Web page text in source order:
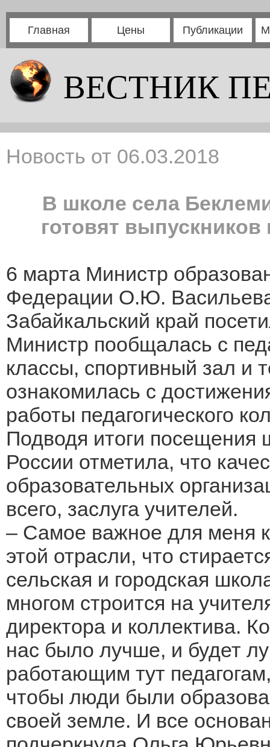
Главная Цены Публикации
ВЕСТНИК
Новость от 06.03.2018
В школе села
готовят выпускников
6 марта Министр
Федерации О.Ю.
Забайкальский край
Министр пообщалась с
классы, спортивный зал и
ознакомилась с
работы педагогического
Подводя итоги посещения
России отметила, что
образовательных
всего, заслуга учителей.
– Самое важное для меня
этой отрасли, что
сельская и городская
многом строится на
директора и коллектива.
нас было лучше, и будет
работающим тут
чтобы люди были
своей земле. И все